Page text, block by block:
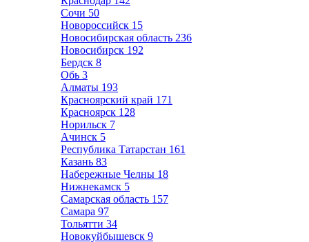
Сочи 50
Новороссийск 15
Новосибирская область 236
Новосибирск 192
Бердск 8
Обь 3
Алматы 193
Красноярский край 171
Красноярск 128
Норильск 7
Ачинск 5
Республика Татарстан 161
Казань 83
Набережные Челны 18
Нижнекамск 5
Самарская область 157
Самара 97
Тольятти 34
Новокуйбышевск 9